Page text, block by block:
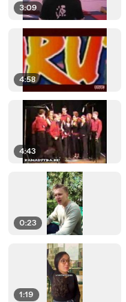
3:09
4:58
4:43
0:23
1:19